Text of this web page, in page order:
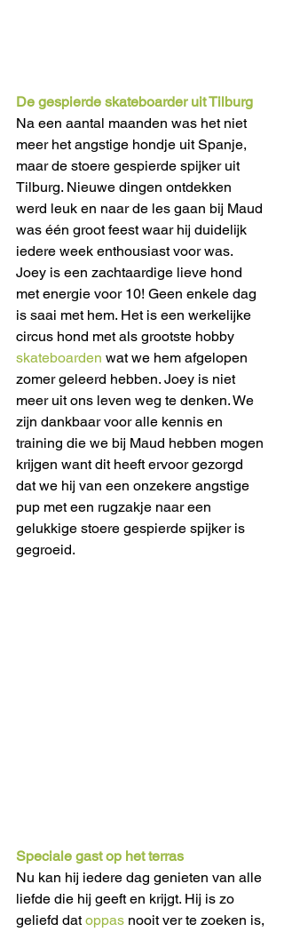
De gespierde skateboarder uit Tilburg
Na een aantal maanden was het niet
meer het angstige hondje uit Spanje,
maar de stoere gespierde spijker uit
Tilburg. Nieuwe dingen ontdekken
werd leuk en naar de les gaan bij Maud
was één groot feest waar hij duidelijk
iedere week enthousiast voor was.
Joey is een zachtaardige lieve hond
met energie voor 10! Geen enkele dag
is saai met hem. Het is een werkelijke
circus hond met als grootste hobby
skateboarden wat we hem afgelopen
zomer geleerd hebben. Joey is niet
meer uit ons leven weg te denken. We
zijn dankbaar voor alle kennis en
training die we bij Maud hebben mogen
krijgen want dit heeft ervoor gezorgd
dat we hij van een onzekere angstige
pup met een rugzakje naar een
gelukkige stoere gespierde spijker is
gegroeid.
Speciale gast op het terras
Nu kan hij iedere dag genieten van alle
liefde die hij geeft en krijgt. Hij is zo
geliefd dat oppas nooit ver te zoeken is,